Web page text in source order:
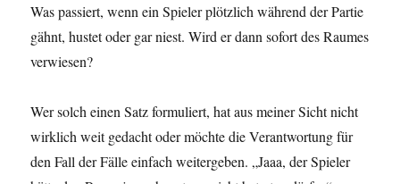
Was passiert, wenn ein Spieler plötzlich während der Partie
gähnt, hustet oder gar niest. Wird er dann sofort des Raumes
verwiesen?
Wer solch einen Satz formuliert, hat aus meiner Sicht nicht
wirklich weit gedacht oder möchte die Verantwortung für
den Fall der Fälle einfach weitergeben. „Jaaa, der Spieler